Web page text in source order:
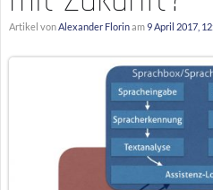
Artikel vonAlexander Florinam9 April 2017,